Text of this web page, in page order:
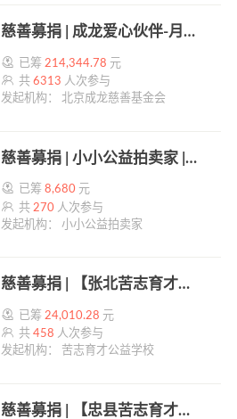
慈善募捐 | 成龙爱心伙伴-月捐计划 | 帮帮公益
已筹214,344.78 元
共6313 人次参与
发起机构： 北京成龙慈善基金会
慈善募捐 | 小小公益拍卖家 | 帮帮公益
已筹8,680 元
共 270 人次参与
发起机构： 小小公益拍卖家
慈善募捐 | 【张北苦志育才学校】19元救助一个孤儿 | 帮帮公益
已筹24,010.28 元
共458 人次参与
发起机构： 苦志育才公益学校
慈善募捐 | 【忠县苦志育才学校】19元救助一个孤儿 | 帮帮公益